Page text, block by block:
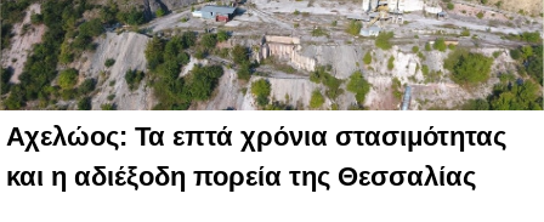
Αχελώος: Τα επτά χρόνια στασιμότητας
και η αδιέξοδη πορεία της Θεσσαλίας